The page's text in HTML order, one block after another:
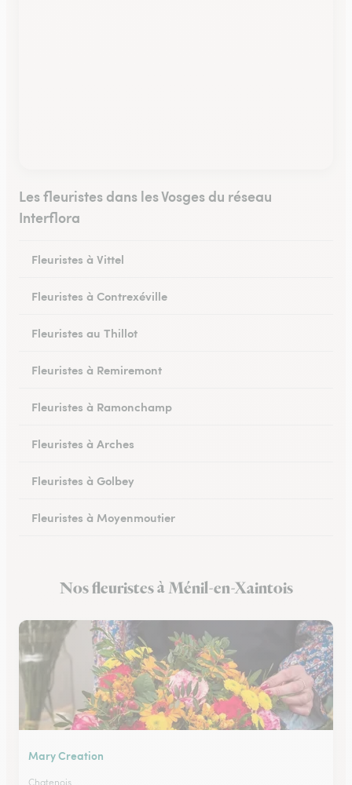
Les fleuristes dans les Vosges du réseau
Interflora
Fleuristes à Vittel
Fleuristes à Contrexéville
Fleuristes au Thillot
Fleuristes à Remiremont
Fleuristes à Ramonchamp
Fleuristes à Arches
Fleuristes à Golbey
Fleuristes à Moyenmoutier
Fleuristes à Charmes
Nos fleuristes à Ménil-en-Xaintois
Mary Creation
Chatenois